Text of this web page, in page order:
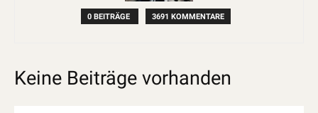
0 BEITRÄGE 3691 KOMMENTARE
Keine Beiträge vorhanden